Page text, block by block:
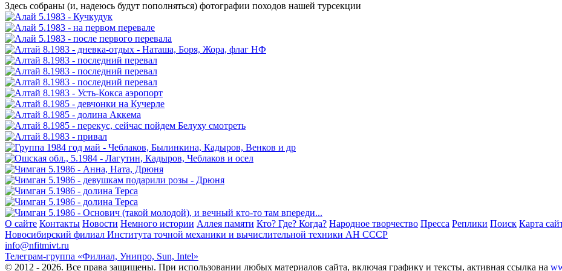
Здесь собраны (и, надеюсь будут пополняться) фотографии походов нашей турсекции
О сайте Контакты Новости Немного истории Аллея памяти Кто? Где? Когда? Народное творчество Пресса Реплики Поиск Карта
Новосибирский филиал Института точной механики и вычислительной техники АН СССР
info@nfitmivt.ru
Телеграм-группа «Филиал, Унипро, Sun, Intel»
© 2012 - 2026. Все права защищены. При использовании любых материалов сайта, включая графику и тексты, активная ссылка на